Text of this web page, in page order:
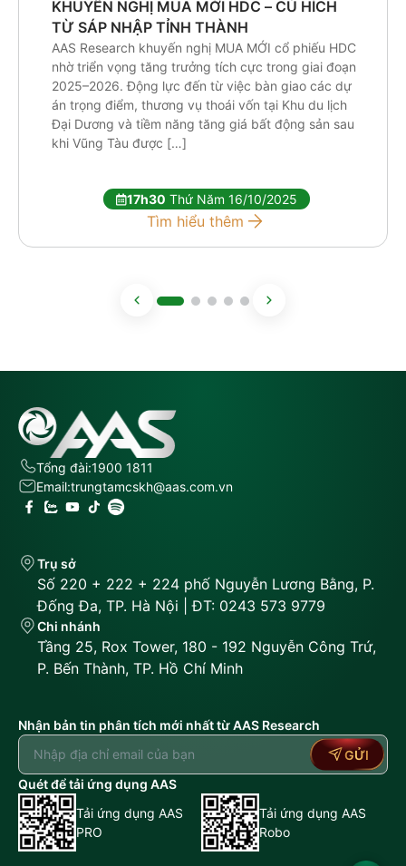
KHUYẾN NGHỊ MUA MỚI HDC – CÚ HÍCH
TỪ SÁP NHẬP TỈNH THÀNH
AAS Research khuyến nghị MUA MỚI cổ phiếu HDC
nhờ triển vọng tăng trưởng tích cực trong giai đoạn
2025–2026. Động lực đến từ việc bàn giao các dự
án trọng điểm, thương vụ thoái vốn tại Khu du lịch
Đại Dương và tiềm năng tăng giá bất động sản sau
khi Vũng Tàu được […]
17h30 Thứ Năm 16/10/2025
Tìm hiểu thêm
Tổng đài:1900 1811
Email:trungtamcskh@aas.com.vn
Trụ sở
Số 220 + 222 + 224 phố Nguyễn Lương Bằng, P.
Đống Đa, TP. Hà Nội | ĐT: 0243 573 9779
Chi nhánh
Tầng 25, Rox Tower, 180 - 192 Nguyễn Công Trứ,
P. Bến Thành, TP. Hồ Chí Minh
Nhận bản tin phân tích mới nhất từ AAS Research
GỬI
Quét để tải ứng dụng AAS
Tải ứng dụng AAS
PRO
Tải ứng dụng AAS
Robo